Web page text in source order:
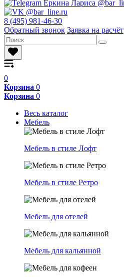
8 (495) 981-46-30
Обратный звонок Заявка на расчёт
0
Корзина 0
Корзина 0
Весь каталог
Мебель
Мебель в стиле Лофт
Мебель в стиле Ретро
Мебель для отелей
Мебель для кальянной